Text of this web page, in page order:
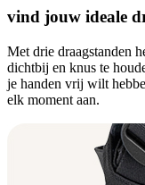
vind jouw ideale
Met drie draagstanden
dichtbij en knus te
je handen vrij wilt
elk moment aan.